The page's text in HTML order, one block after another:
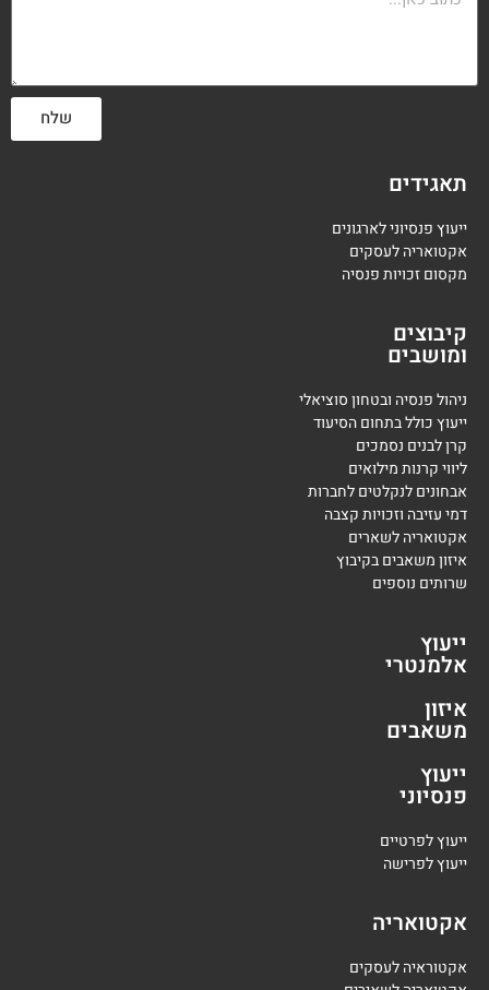
שלח
תאגידים
ייעוץ פנסיוני לארגונים
אקטואריה לעסקים
מקסום זכויות פנסיה
קיבוצים
ומושבים
ניהול פנסיה ובטחון סוציאלי
ייעוץ כולל בתחום הסיעוד
קרן לבנים נסמכים
ליווי קרנות מילואים
אבחונים לנקלטים לחברות
דמי עזיבה וזכויות קצבה
אקטואריה לשארים
איזון משאבים בקיבוץ
שרותים נוספים
ייעוץ
אלמנטרי
איזון
משאבים
ייעוץ
פנסיוני
ייעוץ לפרטיים
ייעוץ לפרישה
אקטואריה
אקטוראיה לעסקים